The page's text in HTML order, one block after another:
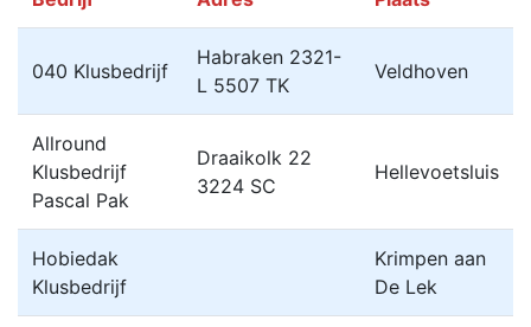
040 Klusbedrijf
Habraken 2321-
L 5507 TK
Veldhoven
Allround
Klusbedrijf
Pascal Pak
Draaikolk 22
3224 SC
Hellevoetsluis
Hobiedak
Klusbedrijf
Krimpen aan
De Lek